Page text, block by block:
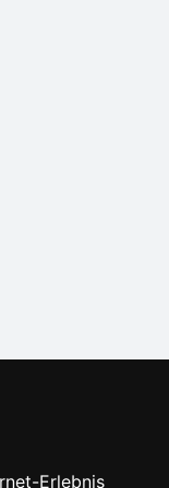
Erlebnis